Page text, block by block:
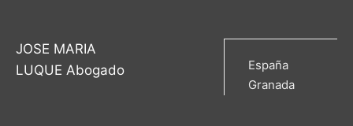
JOSE MARIA
LUQUE Abogado
España
Granada